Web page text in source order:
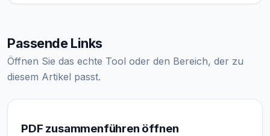
Passende Links
Öffnen Sie das echte Tool oder den Bereich, der zu
diesem Artikel passt.
PDF zusammenführen öffnen